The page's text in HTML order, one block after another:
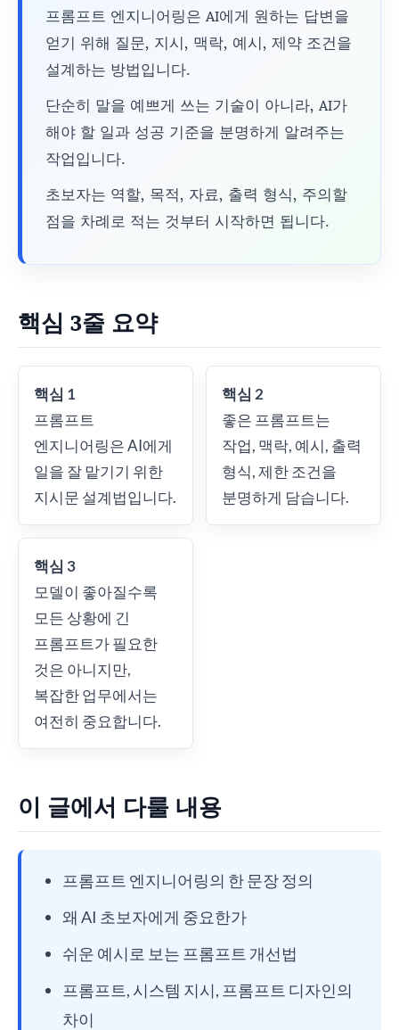
프롬프트 엔지니어링은 AI에게 원하는 답변을
얻기 위해 질문, 지시, 맥락, 예시, 제약 조건을
설계하는 방법입니다.
단순히 말을 예쁘게 쓰는 기술이 아니라, AI가
해야 할 일과 성공 기준을 분명하게 알려주는
작업입니다.
초보자는 역할, 목적, 자료, 출력 형식, 주의할
점을 차례로 적는 것부터 시작하면 됩니다.
핵심 3줄 요약
핵심 1
프롬프트
엔지니어링은 AI에게
일을 잘 맡기기 위한
지시문 설계법입니다.
핵심 2
좋은 프롬프트는
작업, 맥락, 예시, 출력
형식, 제한 조건을
분명하게 담습니다.
핵심 3
모델이 좋아질수록
모든 상황에 긴
프롬프트가 필요한
것은 아니지만,
복잡한 업무에서는
여전히 중요합니다.
이 글에서 다룰 내용
프롬프트 엔지니어링의 한 문장 정의
왜 AI 초보자에게 중요한가
쉬운 예시로 보는 프롬프트 개선법
프롬프트, 시스템 지시, 프롬프트 디자인의
차이